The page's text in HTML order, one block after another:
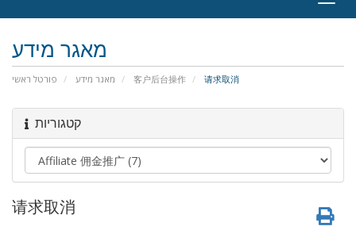
מאגר מידע
פורטל ראשי מאגר מידע 客户后台操作 请求取消
קטגוריות
请求取消